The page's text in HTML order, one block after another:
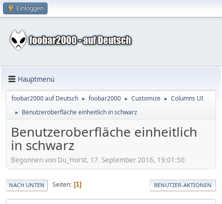
Einloggen
Hauptmenü
foobar2000 auf Deutsch ► foobar2000 ► Customize ► Columns UI
► Benutzeroberfläche einheitlich in schwarz
Benutzeroberfläche einheitlich
in schwarz
Begonnen von Du_Horst, 17. September 2016, 19:01:50
NACH UNTEN Seiten 1 BENUTZER-AKTIONEN